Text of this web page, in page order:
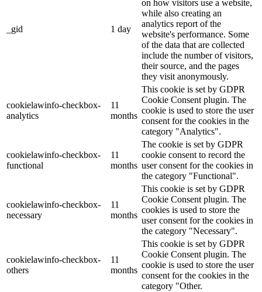
_gid 1 day
on how visitors use a website,
while also creating an
analytics report of the
website's performance. Some
of the data that are collected
include the number of visitors,
their source, and the pages
they visit anonymously.
cookielawinfo-checkbox-
analytics
11
months
This cookie is set by GDPR
Cookie Consent plugin. The
cookie is used to store the user
consent for the cookies in the
category "Analytics".
cookielawinfo-checkbox-
functional
11
months
The cookie is set by GDPR
cookie consent to record the
user consent for the cookies in
the category "Functional".
cookielawinfo-checkbox-
necessary
11
months
This cookie is set by GDPR
Cookie Consent plugin. The
cookies is used to store the
user consent for the cookies in
the category "Necessary".
cookielawinfo-checkbox-
others
11
months
This cookie is set by GDPR
Cookie Consent plugin. The
cookie is used to store the user
consent for the cookies in the
category "Other.